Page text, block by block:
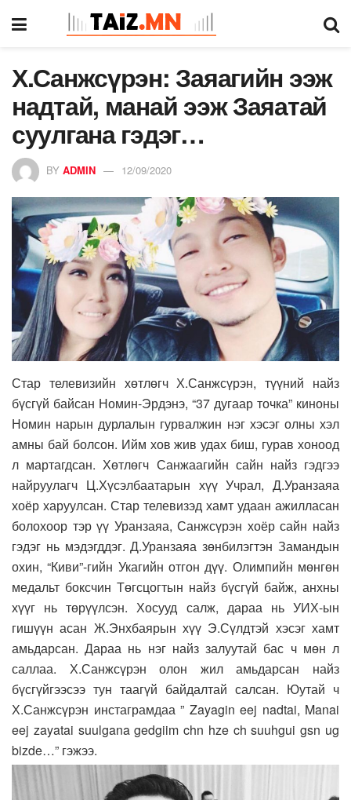
Х.Санжсүрэн: Заяагийн ээж
надтай, манай ээж Заяатай
суулгана гэдэг…
BY ADMIN 12/09/2020
Стар телевизийн хөтлөгч Х.Санжсүрэн, түүний найз
бүсгүй байсан Номин-Эрдэнэ, “37 дугаар точка” киноны
Номин нарын дурлалын гурвалжин нэг хэсэг олны хэл
амны бай болсон. Ийм хов жив удах биш, гурав хоноод
л мартагдсан. Хөтлөгч Санжаагийн сайн найз гэдгээ
найруулагч Ц.Хүсэлбаатарын хүү Учрал, Д.Уранзаяа
хоёр харуулсан. Стар телевизэд хамт удаан ажилласан
болохоор тэр үү Уранзаяа, Санжсүрэн хоёр сайн найз
гэдэг нь мэдэгддэг. Д.Уранзаяа зөнбилэгтэн Замандын
охин, “Киви”-гийн Укагийн отгон дүү. Олимпийн мөнгөн
медальт боксчин Төгсцогтын найз бүсгүй байж, анхны
хүүг нь төрүүлсэн. Хосууд салж, дараа нь УИХ-ын
гишүүн асан Ж.Энхбаярын хүү Э.Сүлдтэй хэсэг хамт
амьдарсан. Дараа нь нэг найз залуутай бас ч мөн л
саллаа. Х.Санжсүрэн олон жил амьдарсан найз
бүсгүйгээсээ тун таагүй байдалтай салсан. Юутай ч
Х.Санжсүрэн инстаграмдаа ” Zayagin eej nadtai, Manai
eej zayatai suulgana gedgiim chn hze ch suuhgui gsn ug
bizde…” гэжээ.